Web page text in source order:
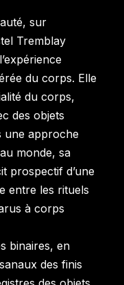
sur
Tremblay
du corps. Elle
du corps,
des objets
une approche
monde, sa
prospectif d’une
entre les rituels
à corps
binaires, en
des finis